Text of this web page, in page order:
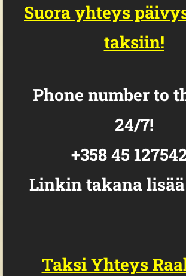
Suora yhteys
taksiin!
Phone number to
24/7!
+358 45
Linkin takana
Taksi Yhteys